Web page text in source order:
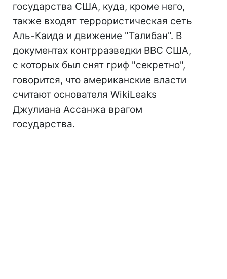
государства США, куда, кроме него,
также входят террористическая сеть
Аль-Каида и движение "Талибан". В
документах контрразведки ВВС США,
с которых был снят гриф "секретно",
говорится, что американские власти
считают основателя WikiLeaks
Джулиана Ассанжа врагом
государства.